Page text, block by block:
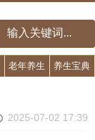
老年养生 养生宝典
2025-07-02 17:39